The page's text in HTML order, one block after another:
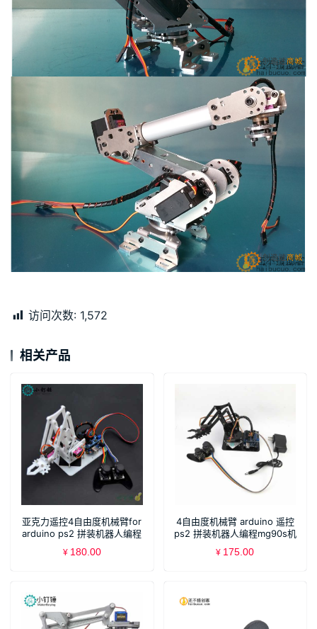
访问次数: 1,572
相关产品
亚克力遥控4自由度机械臂for
arduino ps2 拼装机器人编程
mg90s
¥ 180.00
4自由度机械臂 arduino 遥控
ps2 拼装机器人编程mg90s机
械手
¥ 175.00